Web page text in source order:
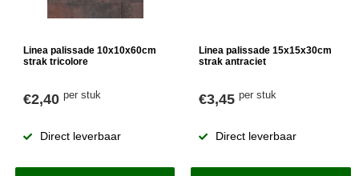
Linea palissade 10x10x60cm
strak tricolore
€2,40 per stuk
Direct leverbaar
Linea palissade 15x15x30cm
strak antraciet
€3,45per stuk
Direct leverbaar